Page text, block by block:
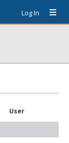
Log In
User